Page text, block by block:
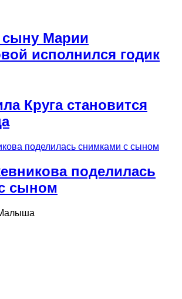
Марии
исполнился годик
Круга становится
поделилась
сыном